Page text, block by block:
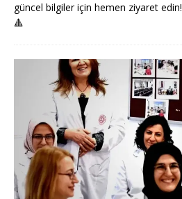
güncel bilgiler için hemen ziyaret edin!
🔺